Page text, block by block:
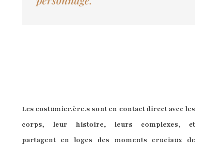
Les costumier.ère.s sont en contact direct avec les
corps, leur histoire, leurs complexes, et
partagent en loges des moments cruciaux de